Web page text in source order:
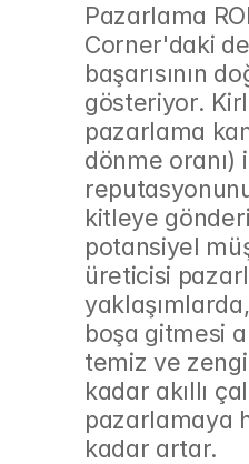
Pazarlama
Corner'daki
başarısının
gösteriyor.
pazarlama
dönme oranı)
kitleye
potansiyel
üreticisi
boşa gitmesi
temiz ve
kadar akıllı
pazarlamaya
kadar artar.